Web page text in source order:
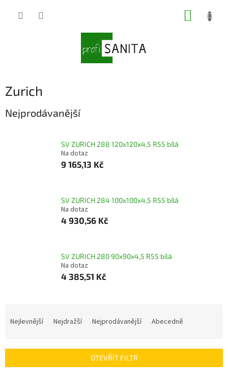
Zurich
Nejprodávanější
SV ZURICH 288 120x120x4,5 R55 bílá
Na dotaz
9 165,13 Kč
SV ZURICH 284 100x100x4,5 R55 bílá
Na dotaz
4 930,56 Kč
SV ZURICH 280 90x90x4,5 R55 bílá
Na dotaz
4 385,51 Kč
í
Nejlevnější Nejdražší Nejprodávanější Abecedně
OTEVŘÍT FILTR